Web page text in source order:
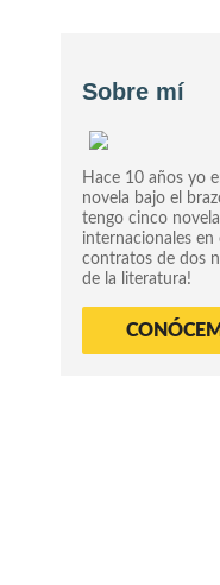
Sobre mí
Hace 10 años yo
novela bajo el
tengo cinco
internacionales
contratos de dos
de la literatura!